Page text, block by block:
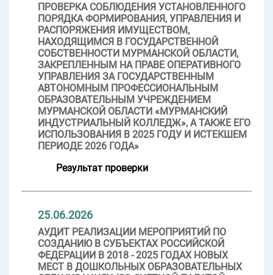
ПРОВЕРКА СОБЛЮДЕНИЯ УСТАНОВЛЕННОГО
ПОРЯДКА ФОРМИРОВАНИЯ, УПРАВЛЕНИЯ И
РАСПОРЯЖЕНИЯ ИМУЩЕСТВОМ,
НАХОДЯЩИМСЯ В ГОСУДАРСТВЕННОЙ
СОБСТВЕННОСТИ МУРМАНСКОЙ ОБЛАСТИ,
ЗАКРЕПЛЕННЫМ НА ПРАВЕ ОПЕРАТИВНОГО
УПРАВЛЕНИЯ ЗА ГОСУДАРСТВЕННЫМ
АВТОНОМНЫМ ПРОФЕССИОНАЛЬНЫМ
ОБРАЗОВАТЕЛЬНЫМ УЧРЕЖДЕНИЕМ
МУРМАНСКОЙ ОБЛАСТИ «МУРМАНСКИЙ
ИНДУСТРИАЛЬНЫЙ КОЛЛЕДЖ», А ТАКЖЕ ЕГО
ИСПОЛЬЗОВАНИЯ В 2025 ГОДУ И ИСТЕКШЕМ
ПЕРИОДЕ 2026 ГОДА»
Результат проверки
25.06.2026
АУДИТ РЕАЛИЗАЦИИ МЕРОПРИЯТИЙ ПО
СОЗДАНИЮ В СУБЪЕКТАХ РОССИЙСКОЙ
ФЕДЕРАЦИИ В 2018 - 2025 ГОДАХ НОВЫХ
МЕСТ В ДОШКОЛЬНЫХ ОБРАЗОВАТЕЛЬНЫХ